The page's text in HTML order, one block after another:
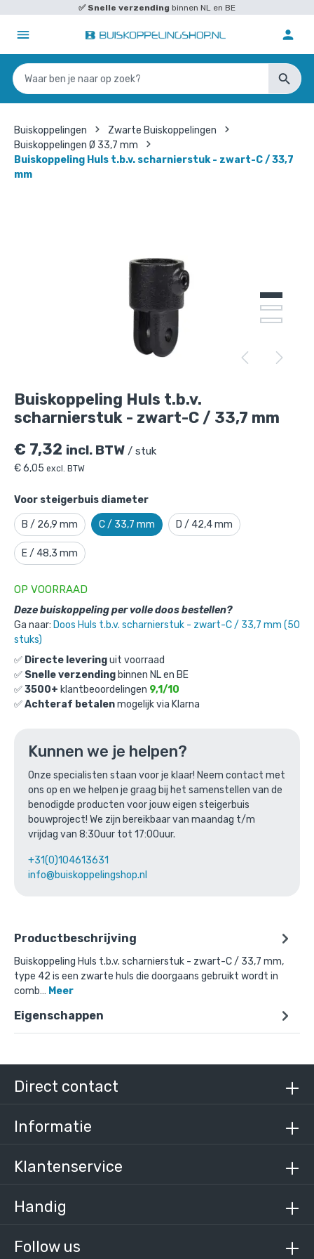
✅ Snelle verzending binnen NL en BE
Buiskoppelingen
Zwarte Buiskoppelingen
Buiskoppelingen Ø 33,7 mm
Buiskoppeling Huls t.b.v. scharnierstuk - zwart-C / 33,7
mm
Buiskoppeling Huls t.b.v.
scharnierstuk - zwart-C / 33,7 mm
€ 7,32 incl. BTW / stuk
€6,05 excl. BTW
Voor steigerbuis diameter
B / 26,9 mm C / 33,7 mm D / 42,4 mm
E / 48,3 mm
OP VOORRAAD
Deze buiskoppeling per volle doos bestellen?
Ga naar: Doos Huls t.b.v. scharnierstuk - zwart-C / 33,7 mm (50
stuks)
✅ Directe leveringuit voorraad
✅ Snelle verzending binnen NL en BE
✅3500+ klantbeoordelingen 9,1/10
✅Achteraf betalenmogelijk via Klarna
Kunnen we je helpen?
Onze specialisten staan voor je klaar! Neem contact met
ons op en we helpen je graag bij het samenstellen van de
benodigde producten voor jouw eigen steigerbuis
bouwproject! We zijn bereikbaar van maandag t/m
vrijdag van 8:30uur tot 17:00uur.
+31(0)104613631
info@buiskoppelingshop.nl
Productbeschrijving
Buiskoppeling Huls t.b.v. scharnierstuk - zwart-C / 33,7 mm,
type 42 is een zwarte huls die doorgaans gebruikt wordt in
comb… Meer
Eigenschappen
winkelmandje
Buiskoppeling Huls t.b.v.
scharnierstuk - zwart-C / 33,7 mm
Gekozen aantal: x
Productnummer: 101042ZWC
€7,32
€ 6,05 excl. BTW
Ga naar winkelmandje
Bovenstaande product wordt vaak
gecombineerd met:
Doos Huls t.b.v. scharnierstuk - zwart-C / 33,7
mm (50 stuks)
€ 287,48 excl. BTW
Follow us
Direct contact
Informatie
Klantenservice
Handig